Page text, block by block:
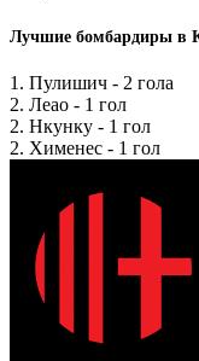
Лучшие бомбардиры в
1. Пулишич - 2 гола
2. Леао - 1 гол
2. Нкунку - 1 гол
2. Хименес - 1 гол